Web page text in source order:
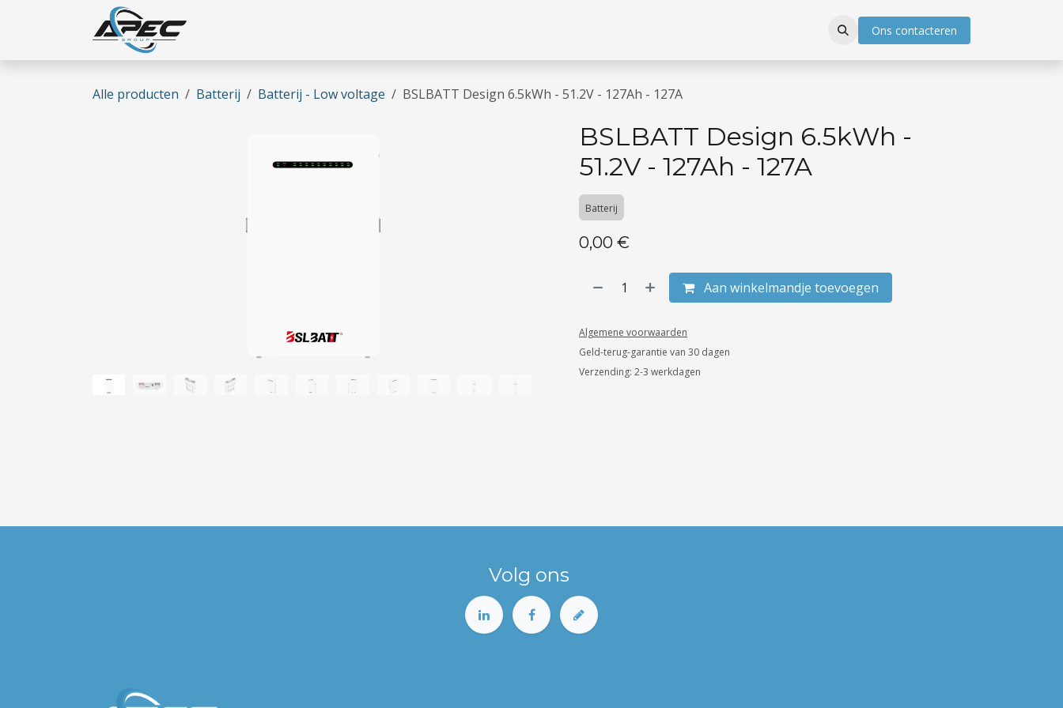
Overslaan naar inhoud
Ons con​​ta​​​​cteren
Alle producten Batterij Batterij - Low voltage BSLBATT Design 6.5kWh - 51.2V - 127Ah - 127A
BSLBATT Design 6.5kWh -
51.2V - 127Ah - 127A
Batterij
0,00 €
Aan winkelmandje toevoegen
Algemene voorwaarden
Geld-terug-garantie van 30 dagen
Verzending: 2-3 werkdagen
Volg ons